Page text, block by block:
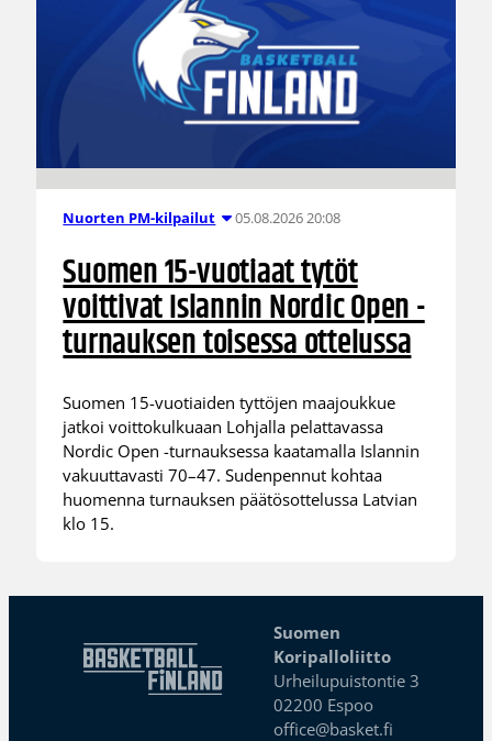
Nuorten PM-kilpailut 05.08.2026 20:08
Suomen 15-vuotiaat tytöt
voittivat Islannin Nordic Open -
turnauksen toisessa ottelussa
Suomen 15-vuotiaiden tyttöjen maajoukkue
jatkoi voittokulkuaan Lohjalla pelattavassa
Nordic Open -turnauksessa kaatamalla Islannin
vakuuttavasti 70–47. Sudenpennut kohtaa
huomenna turnauksen päätösottelussa Latvian
klo 15.
Suomen
Koripalloliitto
Urheilupuistontie 3
02200 Espoo
office@basket.fi